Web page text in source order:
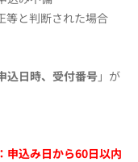
等と判断された場合
込日時、受付番号」が
申込み日から60日以内